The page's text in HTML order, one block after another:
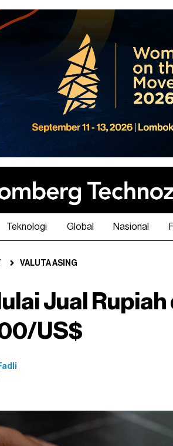
Teknologi Global Nasional
VALUTA ASING
Jual Rupiah
US$